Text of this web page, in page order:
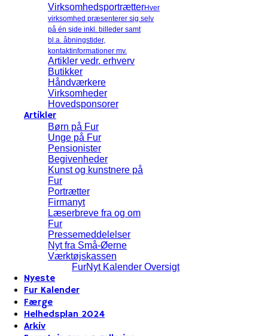
VirksomhedsportrætterHver
virksomhed præsenterer sig selv
på én side inkl. billeder samt
bl.a. åbningstider,
kontaktinformationer mv.
Artikler vedr. erhverv
Butikker
Håndværkere
Virksomheder
Hovedsponsorer
Artikler
Børn på Fur
Unge på Fur
Pensionister
Begivenheder
Kunst og kunstnere på
Fur
Portrætter
Firmanyt
Læserbreve fra og om
Fur
Pressemeddelelser
Nyt fra Små-Øerne
Værktøjskassen
FurNyt Kalender Oversigt
Nyeste
Fur Kalender
Færge
Helhedsplan 2024
Arkiv